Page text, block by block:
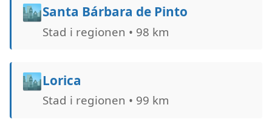
🏙️Santa Bárbara de Pinto
Stad i regionen • 98 km
🏙️Lorica
Stad i regionen • 99 km